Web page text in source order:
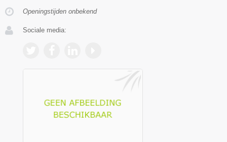
Openingstijden onbekend
Sociale media: